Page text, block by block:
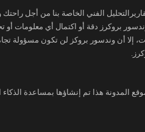
الفني الخاصة بنا من أجل
بروكرز دقة أو اكتمال أي
إلا أن وندسور بروكز لن تكون
المدونة هذا تم إنشاؤها بمساعدة